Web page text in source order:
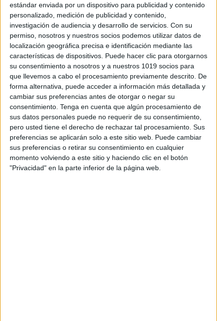
estándar enviada por un dispositivo para publicidad y contenido
personalizado, medición de publicidad y contenido,
investigación de audiencia y desarrollo de servicios. Con su
permiso, nosotros y nuestros socios podemos utilizar datos de
localización geográfica precisa e identificación mediante las
características de dispositivos. Puede hacer clic para otorgarnos
su consentimiento a nosotros y a nuestros 1019 socios para
que llevemos a cabo el procesamiento previamente descrito. De
forma alternativa, puede acceder a información más detallada y
cambiar sus preferencias antes de otorgar o negar su
consentimiento. Tenga en cuenta que algún procesamiento de
sus datos personales puede no requerir de su consentimiento,
pero usted tiene el derecho de rechazar tal procesamiento. Sus
preferencias se aplicarán solo a este sitio web. Puede cambiar
sus preferencias o retirar su consentimiento en cualquier
momento volviendo a este sitio y haciendo clic en el botón
"Privacidad" en la parte inferior de la página web.
ENLACE AL GRUPO
DESCARGA MÁS ABAJO EL